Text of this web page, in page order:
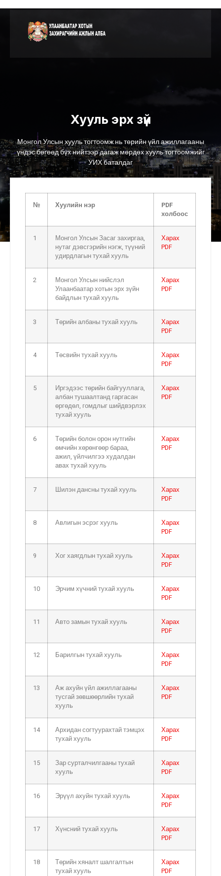
Хууль эрх зүй
Монгол Улсын хууль тогтоомж нь төрийн үйл ажиллагааны
үндэс бөгөөд бүх нийтээр дагаж мөрдөх хууль тогтоомжийг
УИХ баталдаг
№ Хуулийн нэр
PDF
холбоос
1
Монгол Улсын Засаг захиргаа,
нутаг дэвсгэрийн нэгж, түүний
удирдлагын тухай хууль
Харах
PDF
2
Монгол Улсын нийслэл
Улаанбаатар хотын эрх зүйн
байдлын тухай хууль
Харах
PDF
3 Төрийн албаны тухай хууль
Харах
PDF
4 Төсвийн тухай хууль
Харах
PDF
5
Иргэдээс төрийн байгууллага,
албан тушаалтанд гаргасан
өргөдөл, гомдлыг шийдвэрлэх
тухай хууль
Харах
PDF
6
Төрийн болон орон нутгийн
өмчийн хөрөнгөөр бараа,
ажил, үйлчилгээ худалдан
авах тухай хууль
Харах
PDF
7 Шилэн дансны тухай хууль
Харах
PDF
8 Авлигын эсрэг хууль
Харах
PDF
9 Хог хаягдлын тухай хууль
Харах
PDF
10 Эрчим хүчний тухай хууль
Харах
PDF
11 Авто замын тухай хууль
Харах
PDF
12 Барилгын тухай хууль
Харах
PDF
13
Аж ахуйн үйл ажиллагааны
тусгай зөвшөөрлийн тухай
хууль
Харах
PDF
14
Архидан согтуурахтай тэмцэх
тухай хууль
Харах
PDF
15
Зар сурталчилгааны тухай
хууль
Харах
PDF
16 Эрүүл ахуйн тухай хууль
Харах
PDF
17 Хүнсний тухай хууль
Харах
PDF
18
Төрийн хяналт шалгалтын
тухай хууль
Харах
PDF